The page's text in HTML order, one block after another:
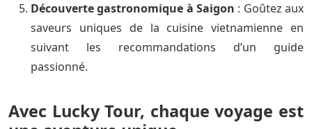
Découverte gastronomique à Saigon : Goûtez aux
saveurs uniques de la cuisine vietnamienne en
suivant les recommandations d’un guide
passionné.
Avec Lucky Tour, chaque voyage est